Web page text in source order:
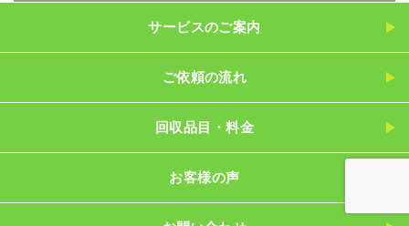
サービスのご案内
ご依頼の流れ
回収品目・料金
お客様の声